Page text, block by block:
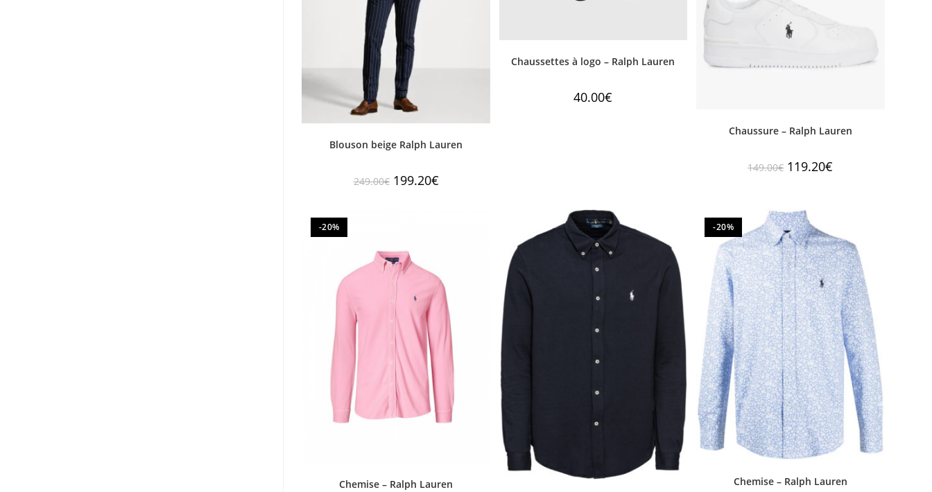
Blouson beige Ralph Lauren
249.00€ 199.20€
Chaussettes à logo – Ralph Lauren
40.00€
Chaussure – Ralph Lauren
149.00€ 119.20€
-20%
Chemise – Ralph Lauren
-20%
Chemise – Ralph Lauren